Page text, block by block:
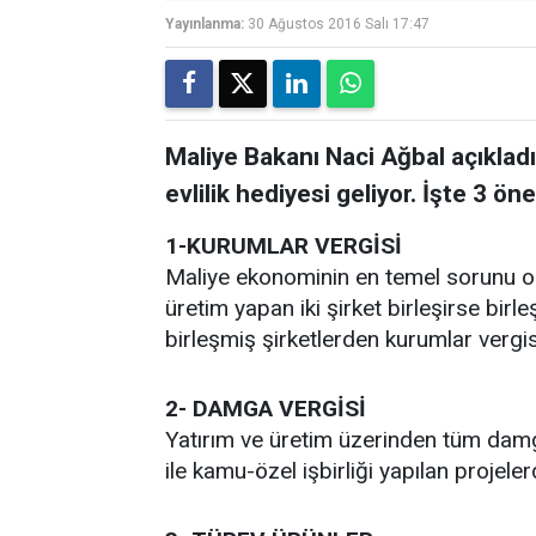
Yayınlanma: 30 Ağustos 2016 Salı 17:47
Maliye Bakanı Naci Ağbal
evlilik hediyesi geliyor. İşte 3
1-KURUMLAR VERGİSİ
Maliye ekonominin en temel sorunu
üretim yapan iki şirket birleşirse
birleşmiş şirketlerden kurumlar
2- DAMGA VERGİSİ
Yatırım ve üretim üzerinden tüm
ile kamu-özel işbirliği yapılan